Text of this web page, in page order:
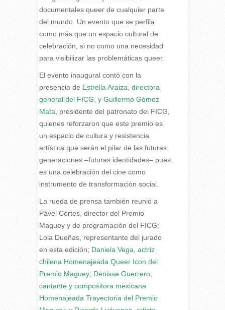
documentales queer de cualquier parte
del mundo. Un evento que se perfila
como más que un espacio cultural de
celebración, si no como una necesidad
para visibilizar las problemáticas queer.
El evento inaugural contó con la
presencia de Estrella Araiza, directora
general del FICG, y Guillermo Gómez
Mata , presidente del patronato del FICG,
quienes reforzaron que este premio es
un espacio de cultura y resistencia
artística que serán el pilar de las futuras
generaciones –futuras identidades– pues
es una celebración del cine como
instrumento de transformación social.
La rueda de prensa también reunió a
Pável Córtes, director del Premio
Maguey y de programación del FICG;
Lola Dueñas, representante del jurado
en esta edición; Daniela Vega, actriz
chilena Homenajeada Queer Icon del
Premio Maguey; Denisse Guerrero,
cantante y compositora mexicana
Homenajeada Trayectoria del Premio